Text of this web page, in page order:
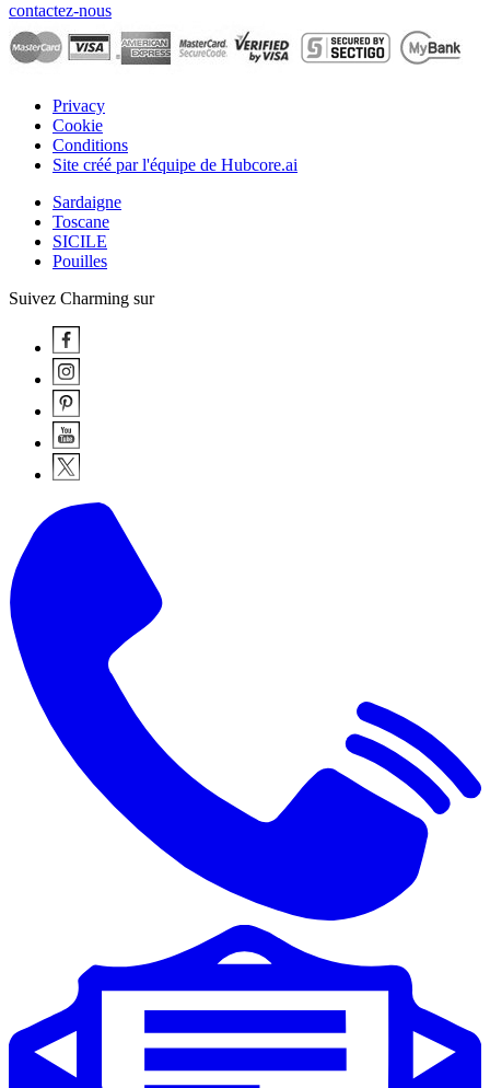
contactez-nous
Privacy
Cookie
Conditions
Site créé par l'équipe de Hubcore.ai
Sardaigne
Toscane
SICILE
Pouilles
Suivez Charming sur